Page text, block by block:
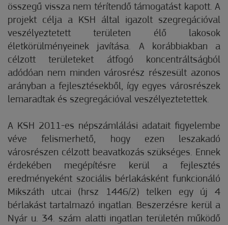
összegű vissza nem térítendő támogatást kapott. A
projekt célja a KSH által igazolt szegregációval
veszélyeztetett területen élő lakosok
életkörülményeinek javítása. A korábbiakban a
célzott területeket átfogó koncentráltságból
adódóan nem minden városrész részesült azonos
arányban a fejlesztésekből, így egyes városrészek
lemaradtak és szegregációval veszélyeztetettek.
A KSH 2011-es népszámlálási adatait figyelembe
véve felismerhető, hogy ezen leszakadó
városrészen célzott beavatkozás szükséges. Ennek
érdekében megépítésre kerül a fejlesztés
eredményeként szociális bérlakásként funkcionáló
Mikszáth utcai (hrsz 1446/2) telken egy új 4
bérlakást tartalmazó ingatlan. Beszerzésre kerül a
Nyár u. 34. szám alatti ingatlan területén működő